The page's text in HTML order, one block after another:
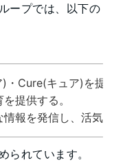
ープでは、以下の
・Cure(キュア)を提
提供する。
報を発信し、活気
られています。